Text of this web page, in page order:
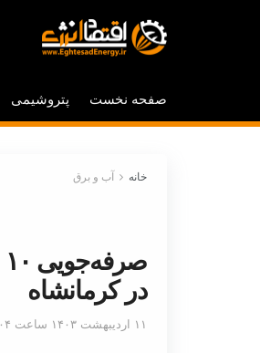
صفحه نخست پتروشیمی
خانه آب و برق
در کرمانشاه
۱۱ اردیبهشت ۱۴۰۳ ساعت ۱۶:۰۴